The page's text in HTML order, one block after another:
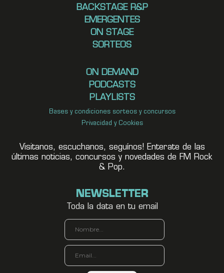
BACKSTAGE R&P
EMERGENTES
ON STAGE
SORTEOS
ON DEMAND
PODCASTS
PLAYLISTS
Bases y condiciones sorteos y concursos
Privacidad y Cookies
Visitanos, escuchanos, seguínos! Enterate de las
últimas noticias, concursos y novedades de FM Rock
& Pop.
NEWSLETTER
Toda la data en tu email